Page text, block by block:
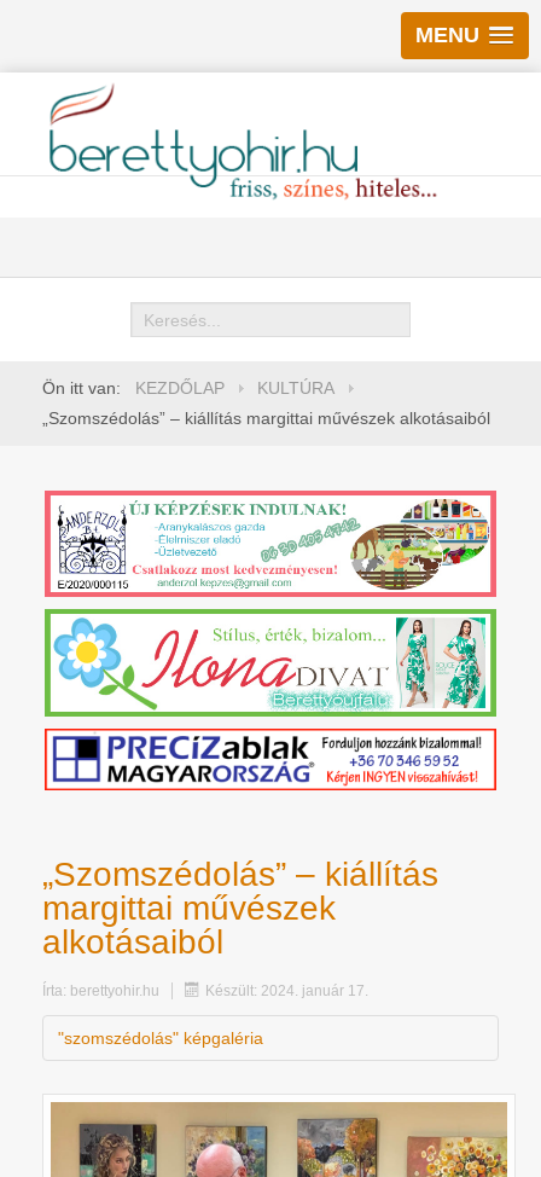
MENU
Keresés
Ön itt van: KEZDŐLAP
KULTÚRA
„Szomszédolás” – kiállítás margittai művészek alkotásaiból
„Szomszédolás” – kiállítás
margittai művészek
alkotásaiból
Írta: berettyohir.hu Készült: 2024. január 17.
"szomszédolás" képgaléria